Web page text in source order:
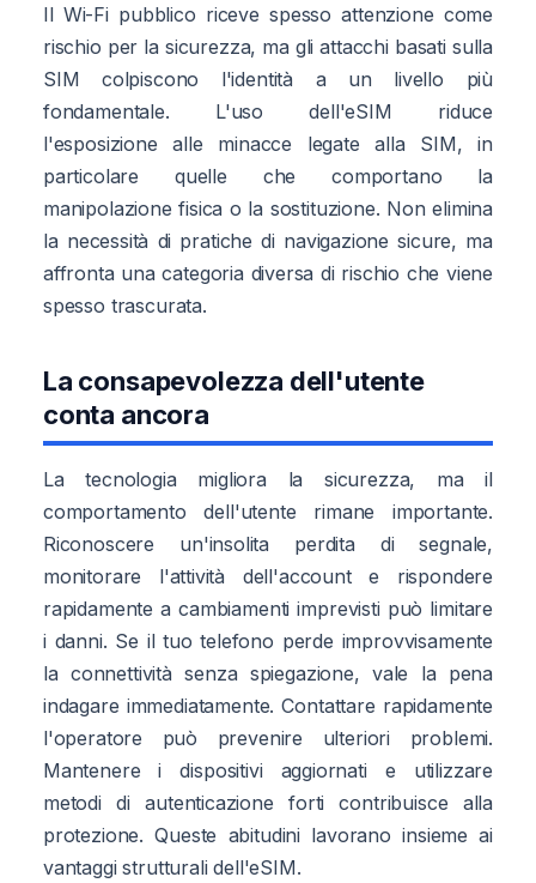
Il Wi-Fi pubblico riceve spesso attenzione come
rischio per la sicurezza, ma gli attacchi basati sulla
SIM colpiscono l'identità a un livello più
fondamentale. L'uso dell'eSIM riduce
l'esposizione alle minacce legate alla SIM, in
particolare quelle che comportano la
manipolazione fisica o la sostituzione. Non elimina
la necessità di pratiche di navigazione sicure, ma
affronta una categoria diversa di rischio che viene
spesso trascurata.
La consapevolezza dell'utente
conta ancora
La tecnologia migliora la sicurezza, ma il
comportamento dell'utente rimane importante.
Riconoscere un'insolita perdita di segnale,
monitorare l'attività dell'account e rispondere
rapidamente a cambiamenti imprevisti può limitare
i danni. Se il tuo telefono perde improvvisamente
la connettività senza spiegazione, vale la pena
indagare immediatamente. Contattare rapidamente
l'operatore può prevenire ulteriori problemi.
Mantenere i dispositivi aggiornati e utilizzare
metodi di autenticazione forti contribuisce alla
protezione. Queste abitudini lavorano insieme ai
vantaggi strutturali dell'eSIM.